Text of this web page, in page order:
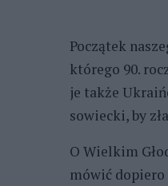
Początek
którego 90.
je także
sowiecki, by
O Wielkim
mówić dopiero